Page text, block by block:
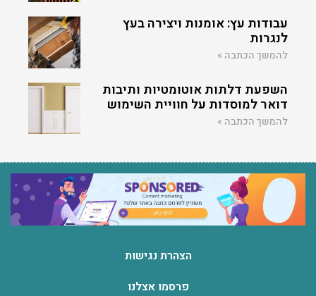
עבודות עץ: אומנות ויצירה בעץ
לנגרות
להמשך הכתבה »
השפעת דלתות אוטומטיות ותיבות
דואר למוסדות על חוויית השימוש
להמשך הכתבה »
הצהרת נגישות
פרסמו אצלנו